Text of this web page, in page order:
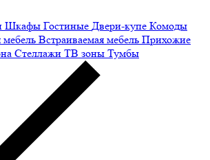
Шкафы Гостиные Двери-купе Комоды
мебель Встраиваемая мебель Прихожие
Стеллажи ТВ зоны Тумбы